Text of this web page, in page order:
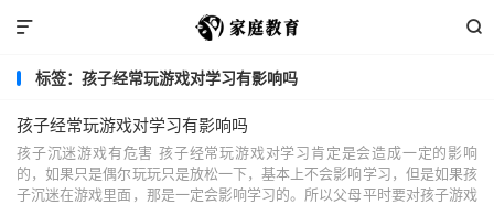


标签：孩子经常玩游戏对学习有影响吗
孩子经常玩游戏对学习有影响吗
孩子沉迷游戏有危害 孩子经常玩游戏对学习肯定是会造成一定的影响
的，如果只是偶尔玩玩只是放松一下，基本上不会影响学习，但是如果孩
子沉迷在游戏里面，那是一定会影响学习的。所以父母平时要对孩子游戏